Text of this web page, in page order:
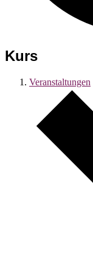
Kurs
Veranstaltungen